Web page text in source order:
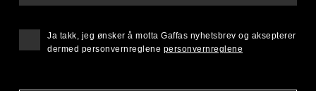
Ja takk, jeg ønsker å motta Gaffas nyhetsbrev og aksepterer
dermed personvernreglene personvernreglene